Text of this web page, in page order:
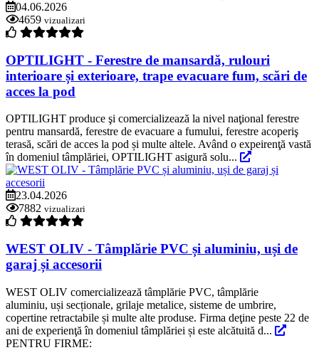
04.06.2026
4659 vizualizari
OPTILIGHT - Ferestre de mansardă, rulouri
interioare și exterioare, trape evacuare fum, scări de
acces la pod
OPTILIGHT produce şi comercializează la nivel naţional ferestre
pentru mansardă, ferestre de evacuare a fumului, ferestre acoperiş
terasă, scări de acces la pod și multe altele. Având o expeirenţă vastă
în domeniul tâmplăriei, OPTILIGHT asigură solu...
23.04.2026
7882 vizualizari
WEST OLIV - Tâmplărie PVC și aluminiu, uși de
garaj și accesorii
WEST OLIV comercializează tâmplărie PVC, tâmplărie
aluminiu, uși secționale, grilaje metalice, sisteme de umbrire,
copertine retractabile și multe alte produse. Firma deţine peste 22 de
ani de experienţă în domeniul tâmplăriei și este alcătuită d...
PENTRU FIRME: